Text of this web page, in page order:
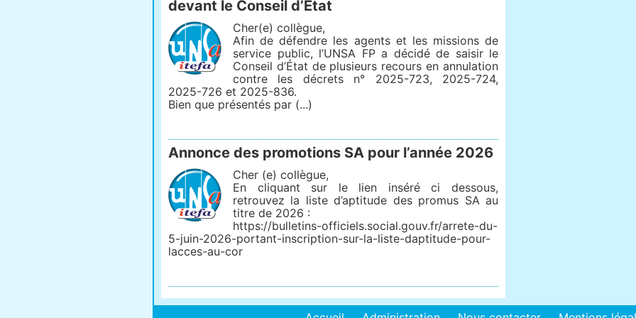
devant le Conseil d’État
Cher(e) collègue,
Afin de défendre les agents et les missions de
service public, l’UNSA FP a décidé de saisir le
Conseil d’État de plusieurs recours en annulation
contre les décrets n° 2025-723, 2025-724,
2025-726 et 2025-836.
Bien que présentés par (...)
Annonce des promotions SA pour l’année 2026
Cher (e) collègue,
En cliquant sur le lien inséré ci dessous,
retrouvez la liste d’aptitude des promus SA au
titre de 2026 :
https://bulletins-officiels.social.gouv.fr/arrete-du-
5-juin-2026-portant-inscription-sur-la-liste-daptitude-pour-
lacces-au-cor